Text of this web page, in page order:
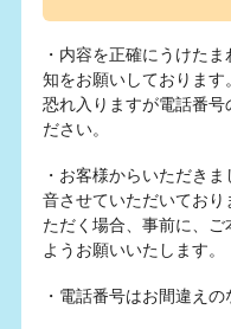
・内容を正確にうけた
知をお願いしております
恐れ入りますが電話番号
ださい。
・お客様からいただき
音させていただいてお
ただく場合、事前に、
ようお願いいたします。
・電話番号はお間違え